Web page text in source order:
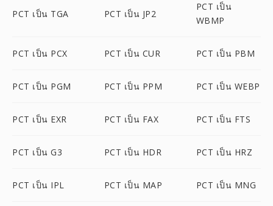
PCT เป็น TGA PCT เป็น JP2
PCT เป็น
WBMP
PCT เป็น PCX PCT เป็น CUR PCT เป็น PBM
PCT เป็น PGM PCT เป็น PPM PCT เป็น WEBP
PCT เป็น EXR PCT เป็น FAX PCT เป็น FTS
PCT เป็น G3 PCT เป็น HDR PCT เป็น HRZ
PCT เป็น IPL PCT เป็น MAP PCT เป็น MNG